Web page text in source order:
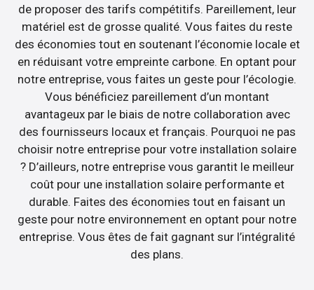
de proposer des tarifs compétitifs. Pareillement, leur
matériel est de grosse qualité. Vous faites du reste
des économies tout en soutenant l’économie locale et
en réduisant votre empreinte carbone. En optant pour
notre entreprise, vous faites un geste pour l’écologie.
Vous bénéficiez pareillement d’un montant
avantageux par le biais de notre collaboration avec
des fournisseurs locaux et français. Pourquoi ne pas
choisir notre entreprise pour votre installation solaire
? D’ailleurs, notre entreprise vous garantit le meilleur
coût pour une installation solaire performante et
durable. Faites des économies tout en faisant un
geste pour notre environnement en optant pour notre
entreprise. Vous êtes de fait gagnant sur l’intégralité
des plans.